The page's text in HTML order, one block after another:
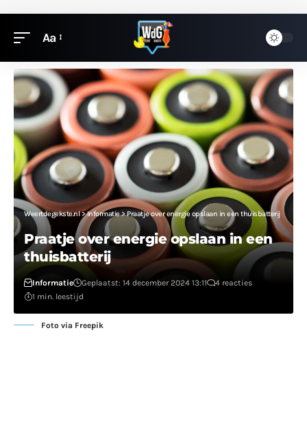
Aa
Weertdegekste.nl>Informatie>Praatje over energie opslaan in een thuisbatterij
Praatje over energie opslaan in een
thuisbatterij
Informatie Geplaatst: 14 december 2024 13:11
4 reacties
1 min. leestijd
Foto via Freepik